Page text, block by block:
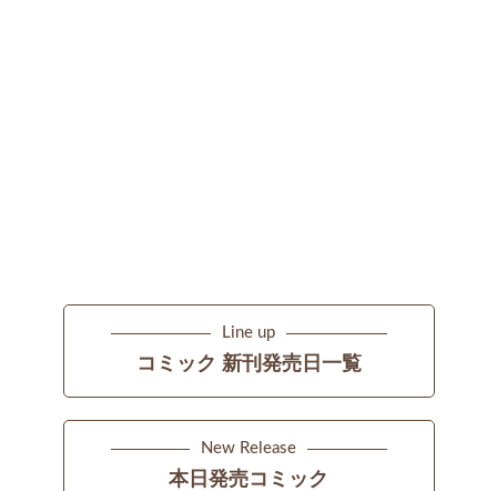
Line up
コミック 新刊発売日一覧
New Release
本日発売コミック